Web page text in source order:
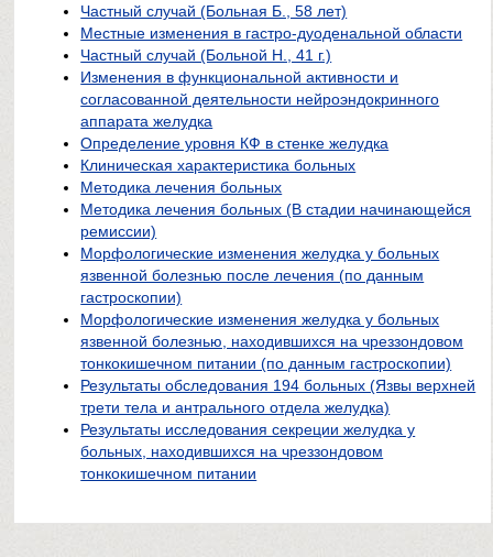
Частный случай (Больная Б., 58 лет)
Местные изменения в гастро-дуоденальной области
Частный случай (Больной Н., 41 г.)
Изменения в функциональной активности и
согласованной деятельности нейроэндокринного
аппарата желудка
Определение уровня КФ в стенке желудка
Клиническая характеристика больных
Методика лечения больных
Методика лечения больных (В стадии начинающейся
ремиссии)
Морфологические изменения желудка у больных
язвенной болезнью после лечения (по данным
гастроскопии)
Морфологические изменения желудка у больных
язвенной болезнью, находившихся на чреззондовом
тонкокишечном питании (по данным гастроскопии)
Результаты обследования 194 больных (Язвы верхней
трети тела и антрального отдела желудка)
Результаты исследования секреции желудка у
больных, находившихся на чреззондовом
тонкокишечном питании